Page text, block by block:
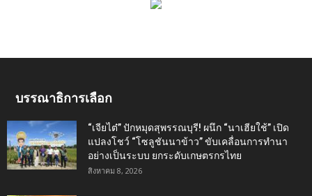
บรรณาธิการเลือก
“เจียไต๋” ปักหมุดสุพรรณบุรี! ผนึก “นาเฮียใช้” เปิด
แปลงโชว์ “โซลูชันนาข้าว” ขับเคลื่อนการทำนา
อย่างเป็นระบบ ยกระดับเกษตรกรไทย
สิงหาคม 8, 2026